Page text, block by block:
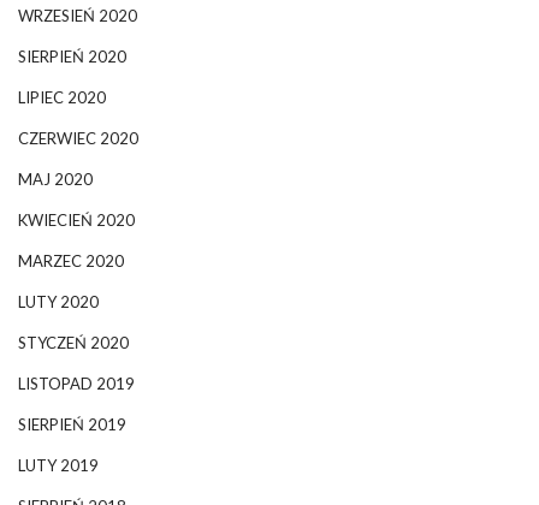
WRZESIEŃ 2020
SIERPIEŃ 2020
LIPIEC 2020
CZERWIEC 2020
MAJ 2020
KWIECIEŃ 2020
MARZEC 2020
LUTY 2020
STYCZEŃ 2020
LISTOPAD 2019
SIERPIEŃ 2019
LUTY 2019